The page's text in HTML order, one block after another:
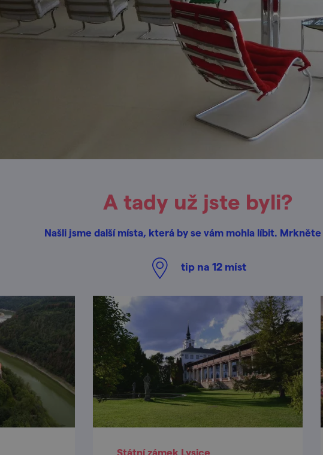
A tady už jste byli?
Našli jsme další místa, která by se vám mohla líbit. Mrkněte
tip na 12 míst
Státní zámek Lysice